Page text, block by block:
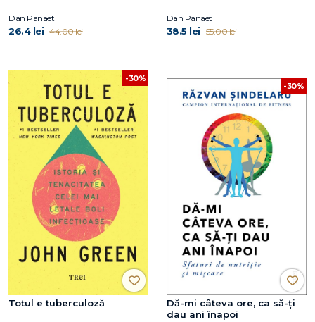
Dan Panaet
26.4 lei 44.00 lei
Dan Panaet
38.5 lei 55.00 lei
-30%
Totul e tuberculoză
-30%
Dă-mi câteva ore, ca să-ţi
dau ani înapoi